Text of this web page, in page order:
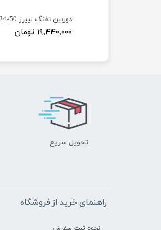
دوربین تفنگ لیپرز 50×24_6
۱۹,۴۴۰,۰۰۰ تومان
تحویل سریع
راهنمای خرید از فروشگاه